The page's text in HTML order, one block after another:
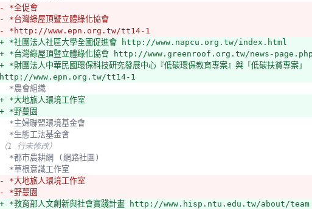
  *都市農耕網 (網路社團)
  *草根意識工作室
（14 行未修改）
  *高雄市第一社區大學樂活自然農園社
https://www.facebook.com/
Paradise-170515529694082/
  *主婦聯盟基金會南部辦公室 http://www.huf.org.tw/south
- *農友社會福利基金會
- *http://www.knownyou.com/
+ *農友社會福利基金會 http://www.knownyou.com/index.jsp?
bodyinclude=MSGACTIONPAGE&MAID=2017042101
+ *媒體
+ *上下游
  *地方公部門
  *新北市農業局景觀處
（4 行未修改）
  *臺北市民政局區公所系統
  *宜蘭縣農業處
- *全促會
- *台灣綠屋頂暨立體綠化協會
- *http://www.epn.org.tw/tt14-1
+ *社團法人社區大學全國促進會 http://www.napcu.org.tw/index.html
+ *台灣綠屋頂暨立體綠化協會 http://www.greenroof.org.tw/news-
+ *財團法人中華民國環保科技研究發展中心『低碳環保教育專案』與「低碳扶貧專案」
http://www.epn.org.tw/tt14-1
  *農會組織
+ *大地旅人環境工作室
+ *野蔓園
  *主婦聯盟環境基金會
  *生態工法基金會
（1 行未修改）
  *都市農耕網 (網路社團)
  *草根意識工作室
- *大地旅人環境工作室
- *野蔓園
+ *教育部人文創新與社會實踐計畫 http://www.hisp.ntu.edu.tw/about/team